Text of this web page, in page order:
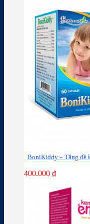
BoniKiddy – Tăng đề
400.000 ₫